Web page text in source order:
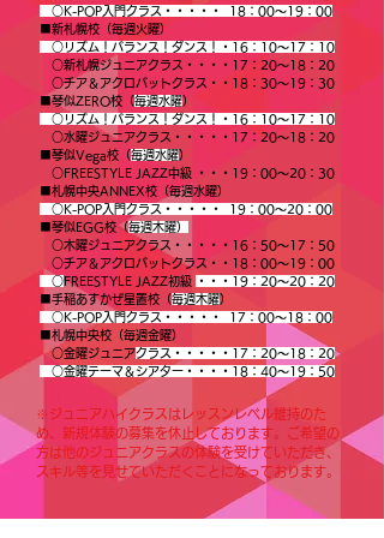
○K-POP入門クラス・・・・・ 18：00〜19：00
■新札幌校（毎週火曜）
○リズム！バランス！ダンス！・16：10〜17：10
○新札幌ジュニアクラス・・・・17：20〜18：20
○チア＆アクロバットクラス・・18：30〜19：30
■琴似ZERO校（毎週水曜）
○リズム！バランス！ダンス！
・16：10〜17：10
○水曜ジュニアクラス・・・・・17：20〜18：20
■琴似Vega校（毎週水曜）
○FREESTYLE JAZZ中級 ・・・19：00〜20：30
■札幌中央ANNEX校（毎週水曜）
○K-POP入門クラス・・・・・ 19：00〜20：00
■琴似EGG校（毎週木曜）
○木曜ジュニアクラス・・・・・16：50〜17：50
○チア＆アクロバットクラス・・18：00〜19：00
○FREESTYLE JAZZ初級 ・・・19：20〜20：20
■手稲あすかぜ星置校（毎週木曜）
○K-POP入門クラス・・・・・ 17：00〜18：00
■札幌中央校（毎週金曜）
○金曜ジュニアクラス・・・・・17：20〜18：20
○金曜テーマ＆シアター・
・・・18：40〜19：50
※ジュニアハイクラスはレッスンレベル維持のた
め、新規体験の募集を休止しております。ご希望の
方は他のジュニアクラスの体験を受けていただき、
スキル等を見せていただくことになっております。